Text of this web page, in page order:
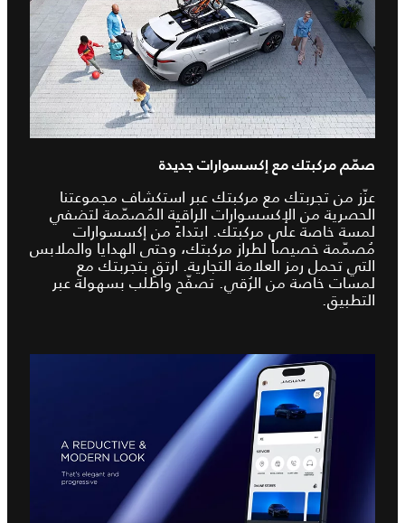
صمّم مركبتك مع إكسسوارات جديدة
عزّز من تجربتك مع مركبتك عبر استكشاف مجموعتنا
الحصرية من الإكسسوارات الراقية المُصمّمة لتضفي
لمسة خاصة على مركبتك. ابتداءً من إكسسوارات
مُصمّمة خصيصاً لطراز مركبتك، وحتى الهدايا والملابس
التي تحمل رمز العلامة التجارية. ارتقِ بتجربتك مع
لمسات خاصة من الرُقي. تصفّح واطلب بسهولة عبر
التطبيق.